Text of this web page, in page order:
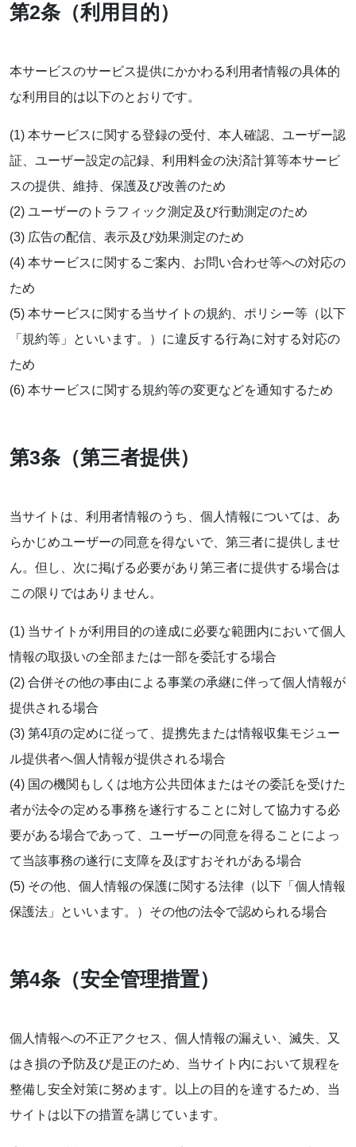
第2条（利用目的）
本サービスのサービス提供にかかわる利用者情報の具体的
な利用目的は以下のとおりです。
(1) 本サービスに関する登録の受付、本人確認、ユーザー認
証、ユーザー設定の記録、利用料金の決済計算等本サービ
スの提供、維持、保護及び改善のため
(2) ユーザーのトラフィック測定及び行動測定のため
(3) 広告の配信、表示及び効果測定のため
(4) 本サービスに関するご案内、お問い合わせ等への対応の
ため
(5) 本サービスに関する当サイトの規約、ポリシー等（以下
「規約等」といいます。）に違反する行為に対する対応の
ため
(6) 本サービスに関する規約等の変更などを通知するため
第3条（第三者提供）
当サイトは、利用者情報のうち、個人情報については、あ
らかじめユーザーの同意を得ないで、第三者に提供しませ
ん。但し、次に掲げる必要があり第三者に提供する場合は
この限りではありません。
(1) 当サイトが利用目的の達成に必要な範囲内において個人
情報の取扱いの全部または一部を委託する場合
(2) 合併その他の事由による事業の承継に伴って個人情報が
提供される場合
(3) 第4項の定めに従って、提携先または情報収集モジュー
ル提供者へ個人情報が提供される場合
(4) 国の機関もしくは地方公共団体またはその委託を受けた
者が法令の定める事務を遂行することに対して協力する必
要がある場合であって、ユーザーの同意を得ることによっ
て当該事務の遂行に支障を及ぼすおそれがある場合
(5) その他、個人情報の保護に関する法律（以下「個人情報
保護法」といいます。）その他の法令で認められる場合
第4条（安全管理措置）
個人情報への不正アクセス、個人情報の漏えい、滅失、又
はき損の予防及び是正のため、当サイト内において規程を
整備し安全対策に努めます。以上の目的を達するため、当
サイトは以下の措置を講じています。